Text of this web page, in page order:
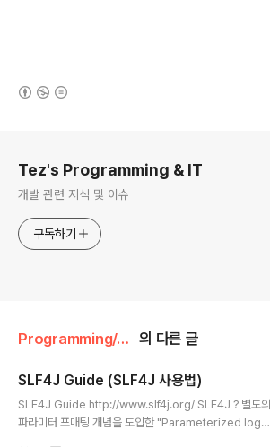
Tez's Programming & IT
개발 관련 지식 및 이슈
구독하기
Programming/Java 의 다른 글
SLF4J Guide (SLF4J 사용법)
SLF4J Guide http://www.slf4j.org/ SLF4J ? 별도의
파라미터 포매팅 개념을 도입한 "Parameterized loggi